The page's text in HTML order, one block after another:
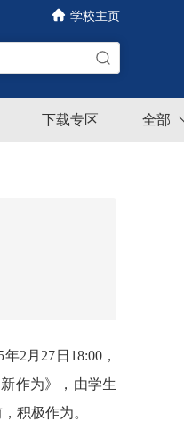
学校主页
下载专区 全部
年2 月 27 日 18:00，
作为》， 由学生
积极作为。